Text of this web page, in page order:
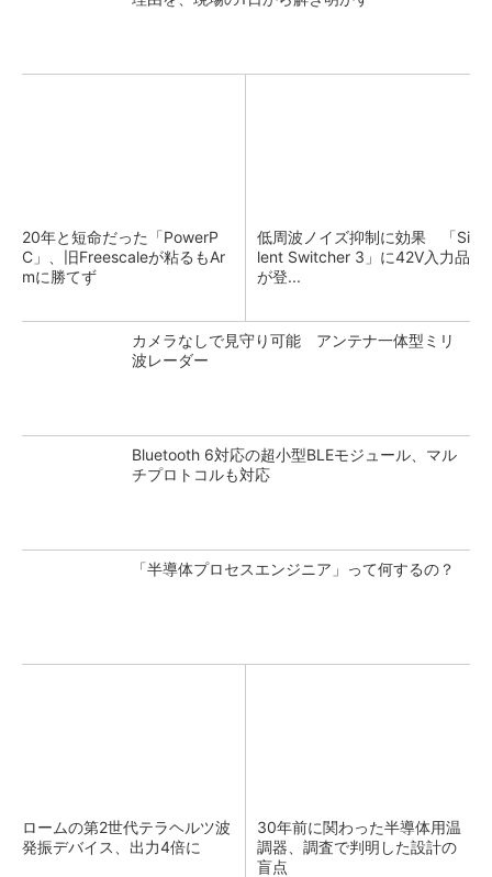
20年と短命だった「PowerP
C」、旧Freescaleが粘るもAr
mに勝てず
低周波ノイズ抑制に効果 「Si
lent Switcher 3」に42V入力品
が登...
カメラなしで見守り可能 アンテナ一体型ミリ
波レーダー
Bluetooth 6対応の超小型BLEモジュール、マル
チプロトコルも対応
「半導体プロセスエンジニア」って何するの？
ロームの第2世代テラヘルツ波
発振デバイス、出力4倍に
30年前に関わった半導体用温
調器、調査で判明した設計の
盲点